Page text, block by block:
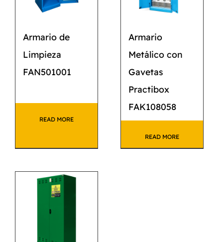
Armario de
Limpieza
FAN501001
READ MORE
Armario
Metálico con
Gavetas
Practibox
FAK108058
READ MORE